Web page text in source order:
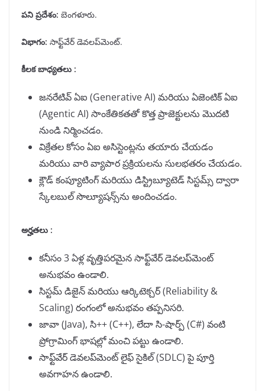
పని ప్రదేశం: బెంగళూరు.
విభాగం: సాఫ్ట్‌వేర్ డెవలప్‌మెంట్.
కీలక బాధ్యతలు :
జనరేటివ్ ఏఐ (Generative AI) మరియు ఏజెంటిక్ ఏఐ
(Agentic AI) సాంకేతికతతో కొత్త ప్రాజెక్టులను మొదటి
నుండి నిర్మించడం.
విక్రేతల కోసం ఏఐ అసిస్టెంట్లను తయారు చేయడం
మరియు వారి వ్యాపార ప్రక్రియలను సులభతరం చేయడం.
క్లౌడ్ కంప్యూటింగ్ మరియు డిస్ట్రిబ్యూటెడ్ సిస్టమ్స్ ద్వారా
స్కేలబుల్ సొల్యూషన్స్‌ను అందించడం.
అర్హతలు :
కనీసం 3 ఏళ్ల వృత్తిపరమైన సాఫ్ట్‌వేర్ డెవలప్‌మెంట్
అనుభవం ఉండాలి.
సిస్టమ్ డిజైన్ మరియు ఆర్కిటెక్చర్ (Reliability &
Scaling) రంగంలో అనుభవం తప్పనిసరి.
జావా (Java), సి++ (C++), లేదా సి-షార్ప్ (C#) వంటి
ప్రోగ్రామింగ్ భాషల్లో మంచి పట్టు ఉండాలి.
సాఫ్ట్‌వేర్ డెవలప్‌మెంట్ లైఫ్ సైకిల్ (SDLC) పై పూర్తి
అవగాహన ఉండాలి.